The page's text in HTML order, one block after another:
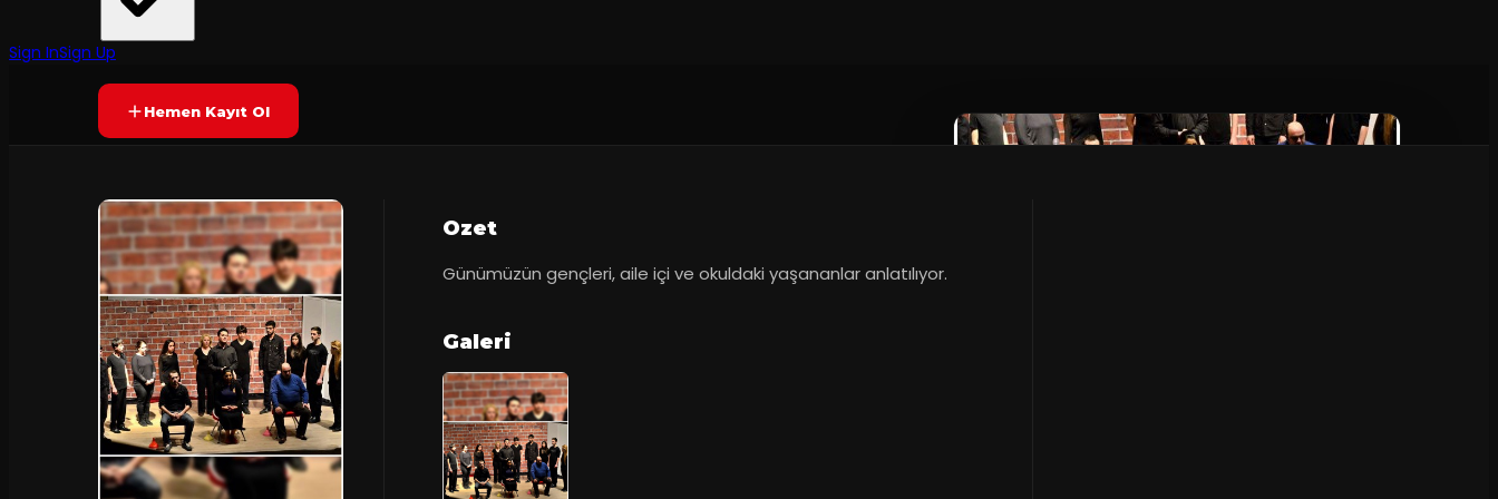
Sign InSign UpSONA ERDI
Hemen Kayıt Ol
Ozet
Günümüzün gençleri, aile içi ve okuldaki yaşananlar anlatılıyor.
Galeri